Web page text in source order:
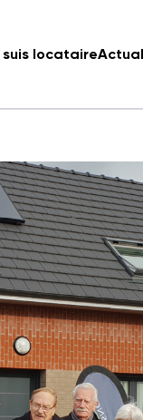
suis locataire